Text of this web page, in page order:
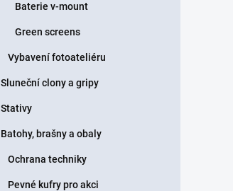
Baterie v-mount
Green screens
Vybavení fotoateliéru
Sluneční clony a gripy
Stativy
Batohy, brašny a obaly
Ochrana techniky
Pevné kufry pro akci